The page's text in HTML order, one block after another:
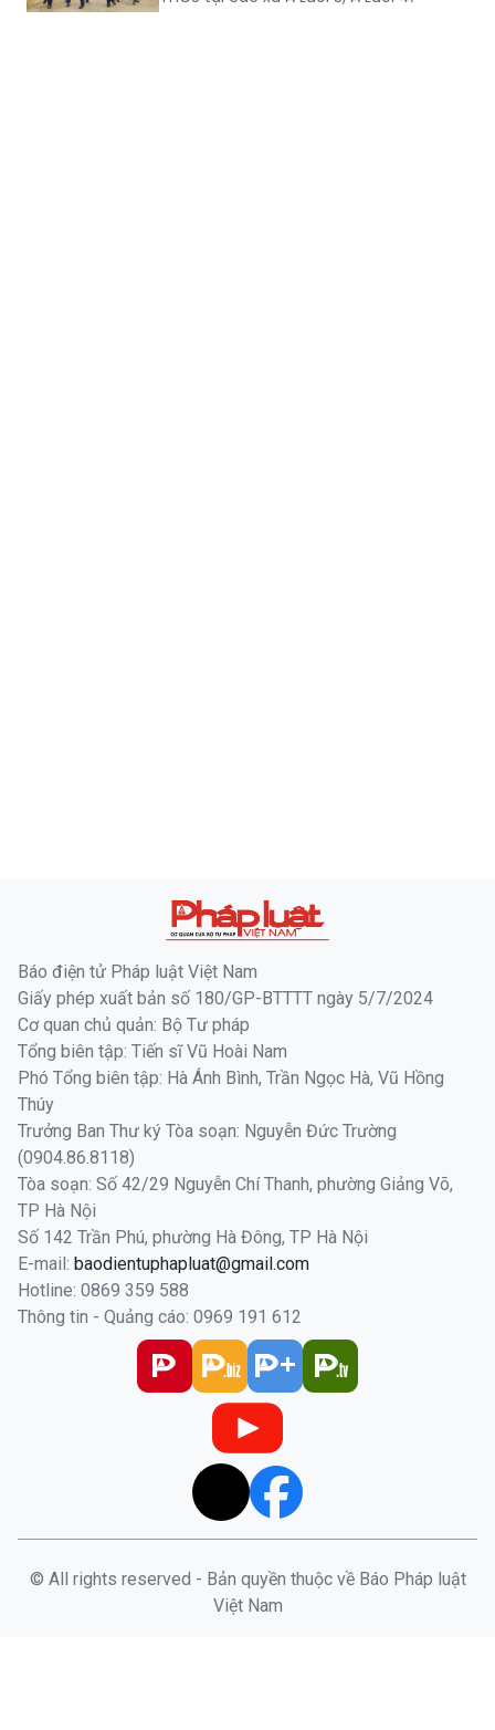
Báo điện tử Pháp luật Việt Nam
Giấy phép xuất bản số 180/GP-BTTTT ngày 5/7/2024
Cơ quan chủ quản: Bộ Tư pháp
Tổng biên tập: Tiến sĩ Vũ Hoài Nam
Phó Tổng biên tập: Hà Ánh Bình, Trần Ngọc Hà, Vũ Hồng
Thúy
Trưởng Ban Thư ký Tòa soạn: Nguyễn Đức Trường
(0904.86.8118)
Tòa soạn: Số 42/29 Nguyễn Chí Thanh, phường Giảng Võ,
TP Hà Nội
Số 142 Trần Phú, phường Hà Đông, TP Hà Nội
E-mail: baodientuphapluat@gmail.com
Hotline: 0869 359 588
Thông tin - Quảng cáo: 0969 191 612
© All rights reserved - Bản quyền thuộc về Báo Pháp luật
Việt Nam